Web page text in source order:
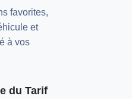
favorites,
et
à vos
du Tarif